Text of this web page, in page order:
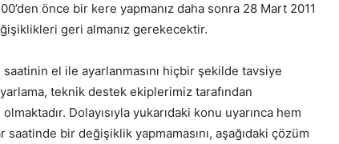
önce bir kere yapmanız daha sonra 28 Mart 2011
geri almanız gerekecektir.
el ile ayarlanmasını hiçbir şekilde tavsiye
teknik destek ekiplerimiz tarafından
Dolayısıyla yukarıdaki konu uyarınca hem
bir değişiklik yapmamasını, aşağıdaki çözüm